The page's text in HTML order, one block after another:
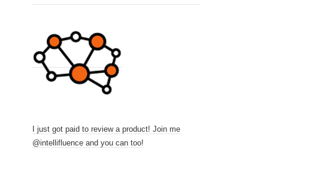
I just got paid to review a product! Join me
@intellifluence and you can too!